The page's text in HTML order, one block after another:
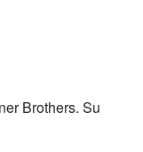
Brothers. Su